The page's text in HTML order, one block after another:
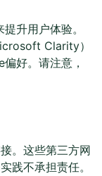
升用户体验。
Clarity）
好。请注意，
。这些第三方网
践不承担责任。